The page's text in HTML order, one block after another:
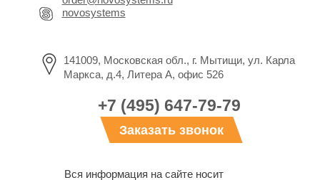
novosystems
141009, Московская обл., г. Мытищи, ул. Карла
Маркса, д.4, Литера А, офис 526
+7 (495) 647-79-79
Заказать звонок
Вся информация на сайте носит